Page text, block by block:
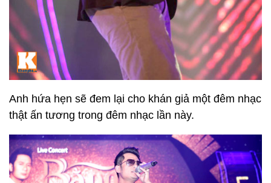
Anh hứa hẹn sẽ đem lại cho khán giả một đêm nhạc
thật ấn tương trong đêm nhạc lần này.